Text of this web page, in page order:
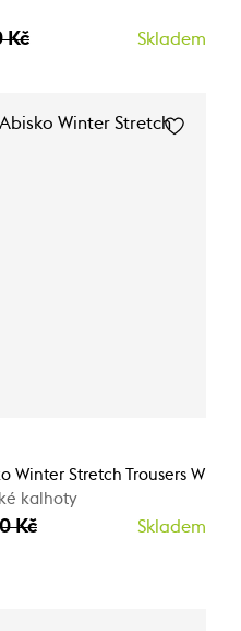
Kč Skladem
Winter Stretch Trousers W
kalhoty
Kč Skladem